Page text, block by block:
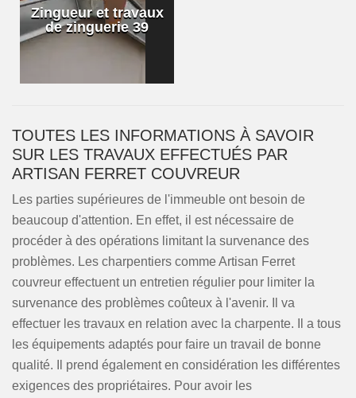
Zingueur et travaux
de zinguerie 39
TOUTES LES INFORMATIONS À SAVOIR
SUR LES TRAVAUX EFFECTUÉS PAR
ARTISAN FERRET COUVREUR
Les parties supérieures de l'immeuble ont besoin de
beaucoup d'attention. En effet, il est nécessaire de
procéder à des opérations limitant la survenance des
problèmes. Les charpentiers comme Artisan Ferret
couvreur effectuent un entretien régulier pour limiter la
survenance des problèmes coûteux à l'avenir. Il va
effectuer les travaux en relation avec la charpente. Il a tous
les équipements adaptés pour faire un travail de bonne
qualité. Il prend également en considération les différentes
exigences des propriétaires. Pour avoir les